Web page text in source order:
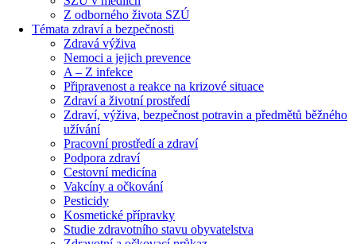
Z odborného života SZÚ
Témata zdraví a bezpečnosti
Zdravá výživa
Nemoci a jejich prevence
A – Z infekce
Připravenost a reakce na krizové situace
Zdraví a životní prostředí
Zdraví, výživa, bezpečnost potravin a předmětů běžného
užívání
Pracovní prostředí a zdraví
Podpora zdraví
Cestovní medicína
Vakcíny a očkování
Pesticidy
Kosmetické přípravky
Studie zdravotního stavu obyvatelstva